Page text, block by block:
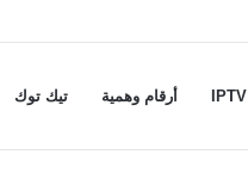
IPTV أرقام وهمية تيك توك